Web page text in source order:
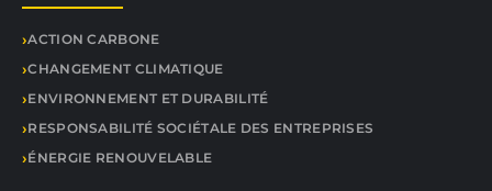
ACTION CARBONE
CHANGEMENT CLIMATIQUE
ENVIRONNEMENT ET DURABILITÉ
RESPONSABILITÉ SOCIÉTALE DES ENTREPRISES
ÉNERGIE RENOUVELABLE